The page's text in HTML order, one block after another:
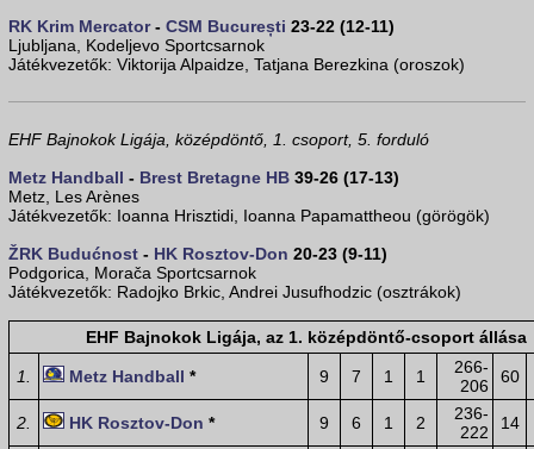
RK Krim Mercator- CSM București 23-22 (12-11)
Ljubljana, Kodeljevo Sportcsarnok
Játékvezetők: Viktorija Alpaidze, Tatjana Berezkina (oroszok)
EHF Bajnokok Ligája, középdöntő, 1. csoport, 5. forduló
Metz Handball - Brest Bretagne HB 39-26 (17-13)
Metz, Les Arènes
Játékvezetők: Ioanna Hrisztidi, Ioanna Papamattheou (görögök)
ŽRK Budućnost - HK Rosztov-Don 20-23 (9-11)
Podgorica, Morača Sportcsarnok
Játékvezetők: Radojko Brkic, Andrei Jusufhodzic (osztrákok)
EHF Bajnokok Ligája, az 1. középdöntő-csoport állása
1. Metz Handball * 9 7 1 1
266-
206
60
2. HK Rosztov-Don * 9 6 1 2
236-
222
14